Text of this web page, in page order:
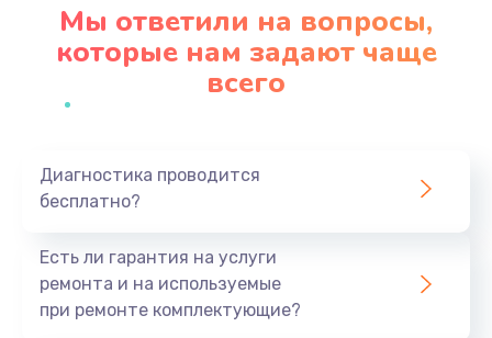
Заказать
Ремонт мультиконтроллера
Замена кнопки включения
Заказать
Мы ответили на вопросы,
которые нам задают чаще
всего
Диагностика проводится
бесплатно?
Есть ли гарантия на услуги
ремонта и на используемые
при ремонте комплектующие?